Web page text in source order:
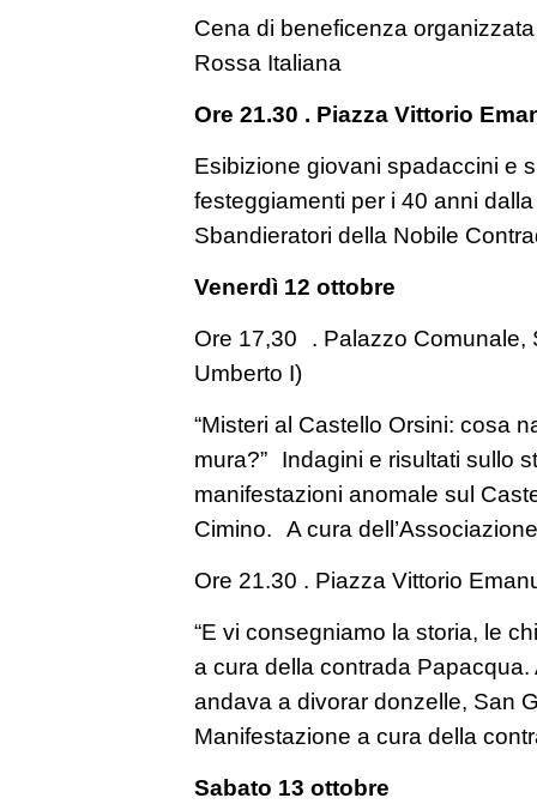
Cena di beneficenza
Rossa Italiana
Ore 21.30 . Piazza Vittorio
Esibizione giovani spadaccini e
festeggiamenti per i 40 anni
Sbandieratori della Nobile
Venerdì 12 ottobre
Ore 17,30 . Palazzo Comunale,
Umberto I)
“Misteri al Castello Orsini: cosa
mura?” Indagini e risultati sullo
manifestazioni anomale sul
Cimino. A cura
Ore 21.30 . Piazza Vittorio
“E vi consegniamo la storia, le
a cura della contrada Papacqua.
andava a divorar donzelle, San
Manifestazione a cura della
Sabato 13 ottobre